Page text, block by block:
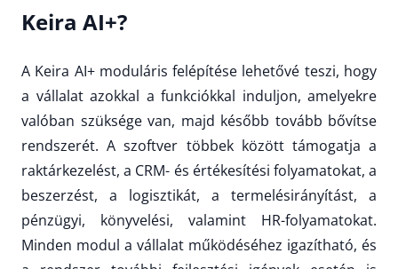
Keira AI+?
A Keira AI+ moduláris felépítése lehetővé teszi, hogy
a vállalat azokkal a funkciókkal induljon, amelyekre
valóban szüksége van, majd később tovább bővítse
rendszerét. A szoftver többek között támogatja a
raktárkezelést, a CRM- és értékesítési folyamatokat, a
beszerzést, a logisztikát, a termelésirányítást, a
pénzügyi, könyvelési, valamint HR-folyamatokat.
Minden modul a vállalat működéséhez igazítható, és